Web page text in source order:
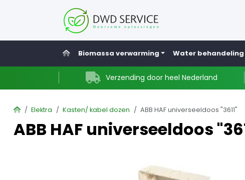
Home
Biomassa verwarming Water behandeling
Verzending door heel Nederland
HomeElektra Kasten/ kabel dozen ABB HAF universeeldoos "3611"
ABB HAF universeeldoos